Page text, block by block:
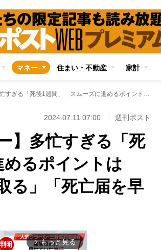
マネー 住まい・不動産 家計
【死後の手続きカレンダー】多忙すぎる「死後1週間」 スムーズに進めるポイントは「死亡診断書のコピーを取る」「死亡届を早めに出す」
2024.07.11 07:00 週刊ポスト
】多忙すぎる「死
るポイントは
る」「死亡届を早
arrow_forward_ios もっと見る